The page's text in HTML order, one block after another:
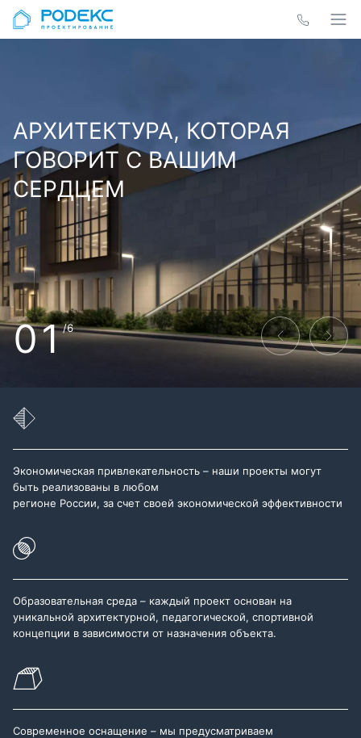
АРХИТЕКТУРА, КОТОРАЯ
ГОВОРИТ С ВАШИМ
СЕРДЦЕМ
01/6
Экономическая привлекательность – наши проекты могут
быть реализованы в любом
регионе России, за счет своей экономической эффективности
Образовательная среда – каждый проект основан на
уникальной архитектурной, педагогической, спортивной
концепции в зависимости от назначения объекта.
Современное оснащение – мы предусматриваем